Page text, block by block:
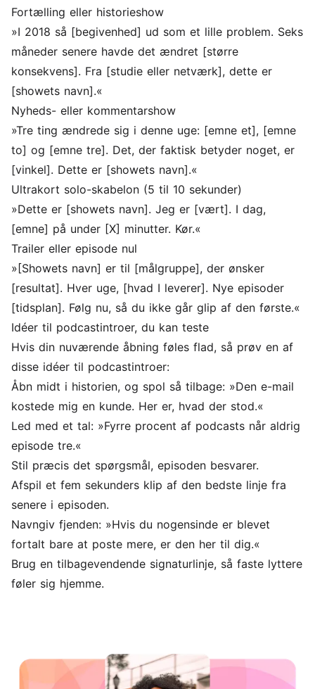
Fortælling eller historieshow
»I 2018 så [begivenhed] ud som et lille problem. Seks
måneder senere havde det ændret [større
konsekvens]. Fra [studie eller netværk], dette er
[showets navn].«
Nyheds- eller kommentarshow
»Tre ting ændrede sig i denne uge: [emne et], [emne
to] og [emne tre]. Det, der faktisk betyder noget, er
[vinkel]. Dette er [showets navn].«
Ultrakort solo-skabelon (5 til 10 sekunder)
»Dette er [showets navn]. Jeg er [vært]. I dag,
[emne] på under [X] minutter. Kør.«
Trailer eller episode nul
»[Showets navn] er til [målgruppe], der ønsker
[resultat]. Hver uge, [hvad I leverer]. Nye episoder
[tidsplan]. Følg nu, så du ikke går glip af den første.«
Idéer til podcastintroer, du kan teste
Hvis din nuværende åbning føles flad, så prøv en af
disse idéer til podcastintroer:
Åbn midt i historien, og spol så tilbage: »Den e-mail
kostede mig en kunde. Her er, hvad der stod.«
Led med et tal: »Fyrre procent af podcasts når aldrig
episode tre.«
Stil præcis det spørgsmål, episoden besvarer.
Afspil et fem sekunders klip af den bedste linje fra
senere i episoden.
Navngiv fjenden: »Hvis du nogensinde er blevet
fortalt bare at poste mere, er den her til dig.«
Brug en tilbagevendende signaturlinje, så faste lyttere
føler sig hjemme.